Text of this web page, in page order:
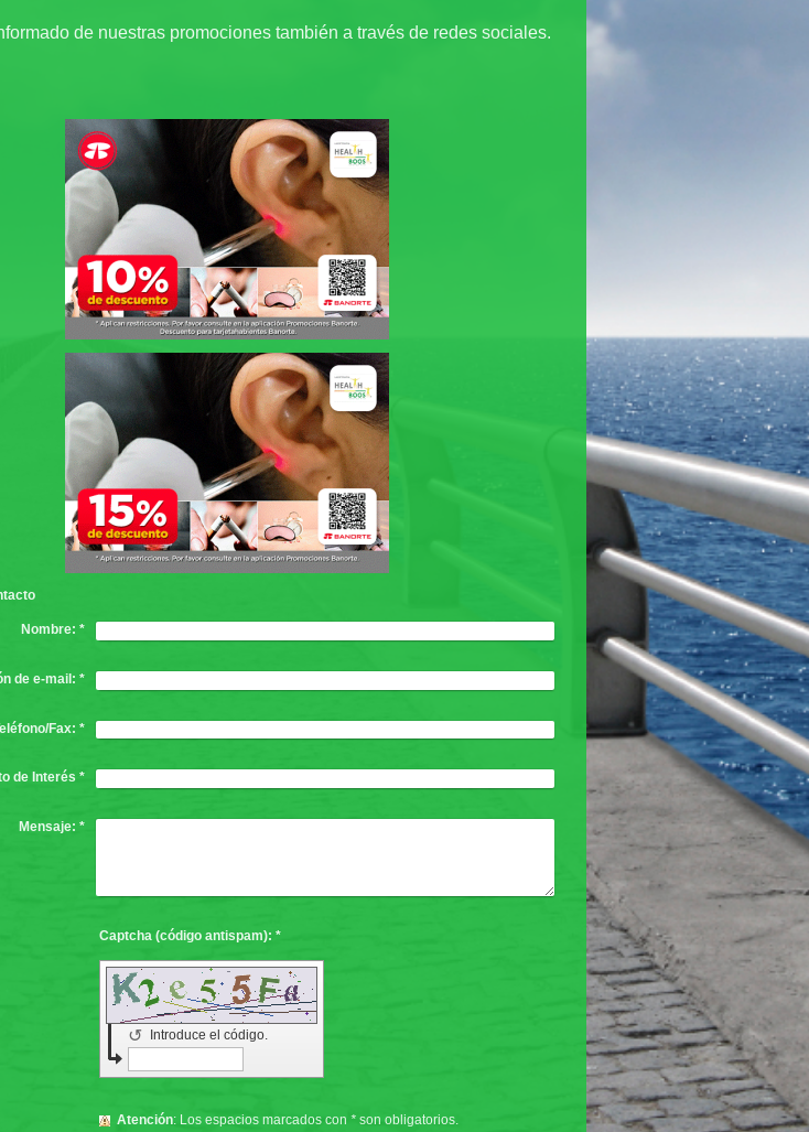
de nuestras promociones también a través de redes sociales.
Nombre: *
de e-mail: *
Fax: *
de Interés *
Mensaje: *
Captcha (código antispam): *
Introduce el código.
↺
Atención: Los espacios marcados con *son obligatorios.